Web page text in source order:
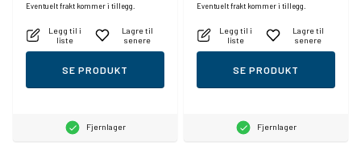
Eventuelt frakt kommer i tillegg.
Legg til i
liste
Lagre til
senere
SE PRODUKT
Fjernlager
Eventuelt frakt kommer i tillegg.
Legg til i
liste
Lagre til
senere
SE PRODUKT
Fjernlager